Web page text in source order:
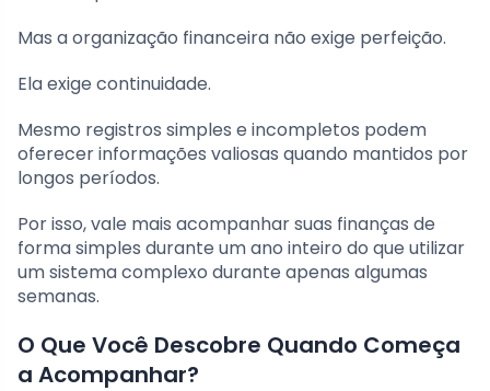
Mas a organização financeira não exige perfeição.
Ela exige continuidade.
Mesmo registros simples e incompletos podem
oferecer informações valiosas quando mantidos por
longos períodos.
Por isso, vale mais acompanhar suas finanças de
forma simples durante um ano inteiro do que utilizar
um sistema complexo durante apenas algumas
semanas.
O Que Você Descobre Quando Começa
a Acompanhar?